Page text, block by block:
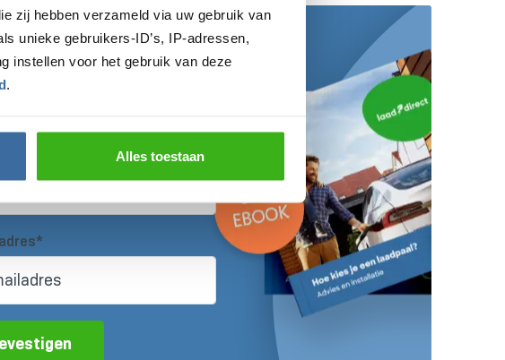
zij hebben verzameld via uw gebruik van
unieke gebruikers-ID’s, IP-adressen,
instellen voor het gebruik van deze
.
Alles toestaan
nu gratis de Laadgids!
formulier in en ontvang